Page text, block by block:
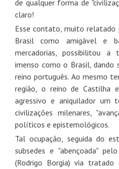
de qualquer forma de
claro!
Esse contato, muito
Brasil como amigável e
mercadorias, possibilitou
imenso como o Brasil,
reino português. Ao mesmo
região, o reino de Castilha
agressivo e aniquilador um
civilizações milenares,
políticos e epistemológicos.
Tal ocupação, seguida do
subsedes e "abençoada"
(Rodrigo Borgia) via tratado